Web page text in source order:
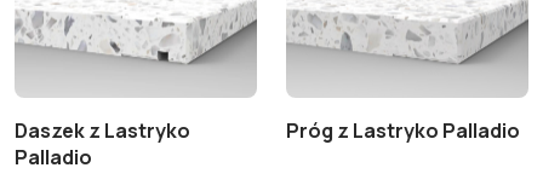
Daszek z Lastryko
Palladio
Próg z Lastryko Palladio